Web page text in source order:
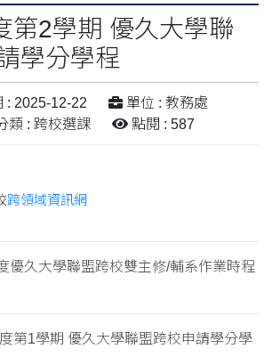
第2學期 優久大學聯
學分學程
: 2025-12-22
單位 : 教務處
類 : 跨校選課
點閱 : 587
跨領域資訊網
優久大學聯盟跨校雙主修/輔系作業時程
第1學期 優久大學聯盟跨校申請學分學